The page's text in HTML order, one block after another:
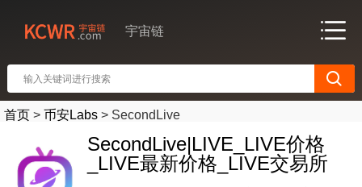
宇宙链
首页 > 币安Labs > SecondLive
SecondLive|LIVE_LIVE价格
_LIVE最新价格_LIVE交易所